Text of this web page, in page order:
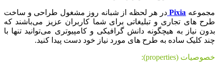
مجموعه Pixia در هر لحظه از شبانه روز مشغول طراحی و ساخت
طرح های تجاری و تبلیغاتی برای شما کاربران عزیز می‌باشند که
بدون نیاز به هیچگونه دانش گرافیکی و کامپیوتری می‌توانید تنها با
چند کلیک ساده به طرح های مورد نیاز خود دست پیدا کنید.
خصوصیات (properties):